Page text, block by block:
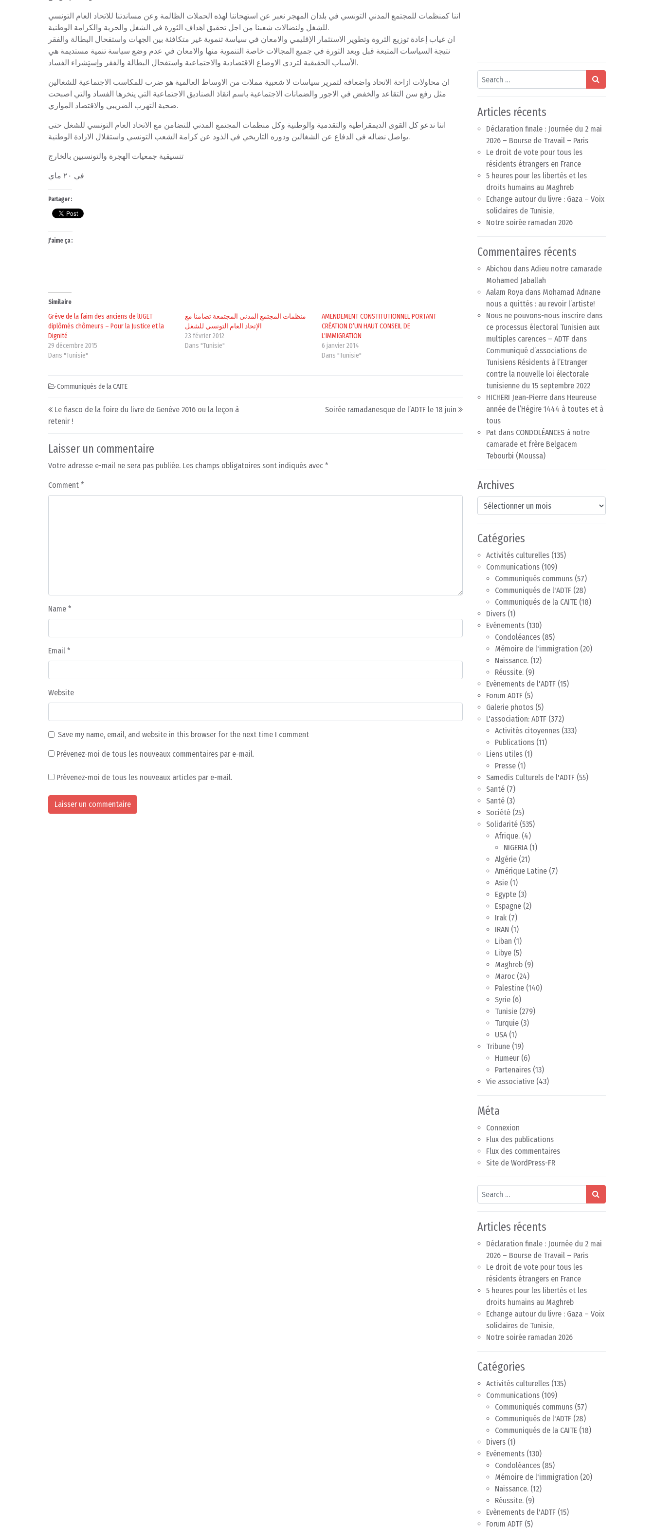
اننا كمنظمات للمجتمع المدني التونسي في بلدان المهجر نعبر عن استهجاننا لهذه الحملات الظالمة وعن مساندتنا للاتحاد العام التونسي
للشغل ولنضالات شعبنا من اجل تحقيق اهداف الثورة في الشغل والحرية والكرامة الوطنية.
ان غياب إعادة توزيع الثروة وتطوير الاستثمار الإقليمي والامعان في سياسة تنموية غير متكافئة بين الجهات واستفحال البطالة والفقر
نتيجة السياسات المتبعة قبل وبعد الثورة في جميع المجالات خاصة التنموية منها والامعان في عدم وضع سياسة تنمية مستديمة هي
الأسباب الحقيقية لتردي الاوضاع الاقتصادية والاجتماعية واستفحال البطالة والفقر واِستِشراء الفساد.
ان محاولات ازاحة الاتحاد واضعافه لتمرير سياسات لا شعبية مملات من الاوساط العالمية هو ضرب للمكاسب الاجتماعية للشغالين
مثل رفع سن التقاعد والخفض في الاجور والضمانات الاجتماعية باسم انقاذ الصناديق الاجتماعية التي ينخرها الفساد والتي اصبحت
ضحية التهرب الضريبي والاقتصاد الموازي.
اننا ندعو كل القوى الديمقراطية والتقدمية والوطنية وكل منظمات المجتمع المدني للتضامن مع الاتحاد العام التونسي للشغل حتى
يواصل نضاله في الدفاع عن الشغالين ودوره التاريخي في الذود عن كرامة الشعب التونسي واستقلال الارادة الوطنية.
تنسيقية جمعيات الهجرة والتونسيين بالخارج
في ٢٠ ماي
Partager :
J’aime ça :
Similaire
Grève de la faim des anciens de lUGET
diplômés chômeurs – Pour la Justice et la
Dignité
29 décembre 2015
Dans "Tunisie"
منظمات المجتمع المدني المجتمعة تضامنا مع
الإتحاد العام التونسي للشغل
23 février 2012
Dans "Tunisie"
AMENDEMENT CONSTITUTIONNEL PORTANT
CRÉATION D’UN HAUT CONSEIL DE
L’IMMIGRATION
6 janvier 2014
Dans "Tunisie"
Communiqués de la CAITE
Post navigation
Le fiasco de la foire du livre de Genève 2016 ou la leçon à
retenir !
Soirée ramadanesque de l’ADTF le 18 juin
Laisser un commentaire
Votre adresse e-mail ne sera pas publiée. Les champs obligatoires sont indiqués avec *
Comment *
Name *
Email *
Website
Save my name, email, and website in this browser for the next time I comment
Prévenez-moi de tous les nouveaux commentaires par e-mail.
Prévenez-moi de tous les nouveaux articles par e-mail.
Search
Articles récents
Déclaration finale : Journée du 2 mai
2026 – Bourse de Travail – Paris
Le droit de vote pour tous les
résidents étrangers en France
5 heures pour les libertés et les
droits humains au Maghreb
Echange autour du livre : Gaza – Voix
solidaires de Tunisie,
Notre soirée ramadan 2026
Commentaires récents
Abichou dans Adieu notre camarade
Mohamed Jaballah
Aalam Roya dans Mohamad Adnane
nous a quittés : au revoir l’artiste!
Nous ne pouvons-nous inscrire dans
ce processus électoral Tunisien aux
multiples carences – ADTF dans
Communiqué d’associations de
Tunisiens Résidents à l’Etranger
contre la nouvelle loi électorale
tunisienne du 15 septembre 2022
HICHERI Jean-Pierre dans Heureuse
année de l’Hégire 1444 à toutes et à
tous
Pat dans CONDOLÉANCES à notre
camarade et frère Belgacem
Tebourbi (Moussa)
Archives
Archives
Catégories
Activités culturelles (135)
Communications (109)
Communiqués communs (57)
Communiqués de l'ADTF (28)
Communiqués de la CAITE (18)
Divers (1)
Evénements (130)
Condoléances (85)
Mémoire de l'immigration (20)
Naissance. (12)
Réussite. (9)
Evènements de l'ADTF (15)
Forum ADTF (5)
Galerie photos (5)
L'association: ADTF (372)
Activités citoyennes (333)
Publications (11)
Liens utiles (1)
Presse (1)
Samedis Culturels de l'ADTF (55)
Santé (7)
Santé (3)
Société (25)
Solidarité (535)
Afrique. (4)
NIGERIA(1)
Algérie (21)
Amérique Latine (7)
Asie (1)
Egypte (3)
Espagne (2)
Irak (7)
IRAN (1)
Liban (1)
Libye (5)
Maghreb (9)
Maroc (24)
Palestine (140)
Syrie (6)
Tunisie (279)
Turquie (3)
USA(1)
Tribune (19)
Humeur (6)
Partenaires (13)
Vie associative (43)
Méta
Connexion
Flux des publications
Flux des commentaires
Site de WordPress-FR
Search
Articles récents
Déclaration finale : Journée du 2 mai
2026 – Bourse de Travail – Paris
Le droit de vote pour tous les
résidents étrangers en France
5 heures pour les libertés et les
droits humains au Maghreb
Echange autour du livre : Gaza – Voix
solidaires de Tunisie,
Notre soirée ramadan 2026
Catégories
Activités culturelles (135)
Communications (109)
Communiqués communs (57)
Communiqués de l'ADTF (28)
Communiqués de la CAITE (18)
Divers (1)
Evénements (130)
Condoléances (85)
Mémoire de l'immigration (20)
Naissance. (12)
Réussite. (9)
Evènements de l'ADTF (15)
Forum ADTF (5)